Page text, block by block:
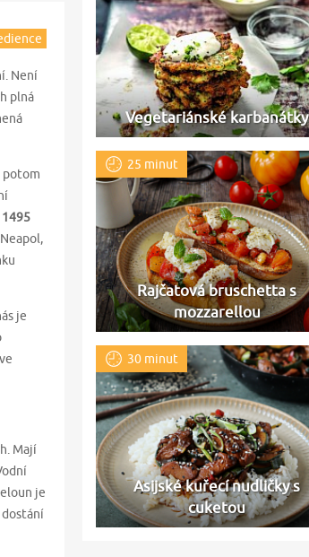
Není
plná
potom
je
Mají
je
dostání
Vegetariánské karbanátky
25 minut
Rajčatová bruschetta s
mozzarellou
30 minut
Asijské kuřecí nudličky s
cuketou